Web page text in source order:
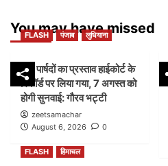
You may have missed
FLASH पंजाब लुधियाना
45 पार्षदों का प्रस्ताव हाईकोर्ट के
रिकॉर्ड पर लिया गया, 7 अगस्त को
होगी सुनवाई: गौरव भट्टी
zeetsamachar
August 6, 2026
0
FLASH
हिमाचल